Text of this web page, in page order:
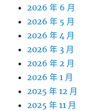
2026 年 6 月
2026 年 5 月
2026 年 4 月
2026 年 3 月
2026 年 2 月
2026 年 1 月
2025 年 12 月
2025 年 11 月